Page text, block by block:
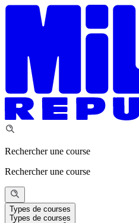
Rechercher une course
Rechercher une course
Types de courses
Types de courses